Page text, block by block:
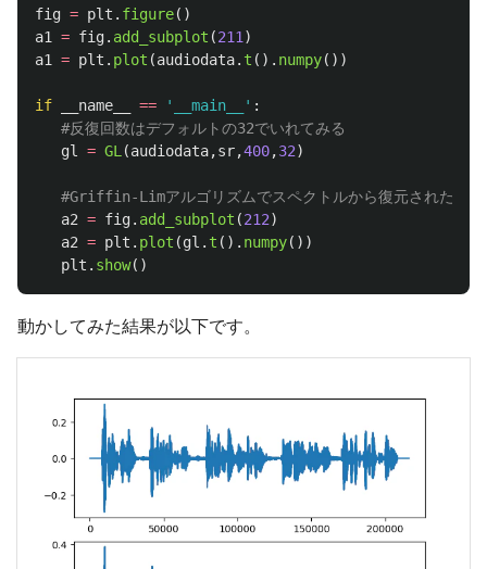
fig = plt . figure()
a1
= fig. add_subplot (211 )
a1
= plt . plot (audiodata. t (). numpy())
if __name__ == ' __main__ ' :
gl
= GL (audiodata,sr,400,32)
a2 = fig. add_subplot (212)
a2 = plt . plot (gl . t (). numpy())
plt . show()
動かしてみた結果が以下です。